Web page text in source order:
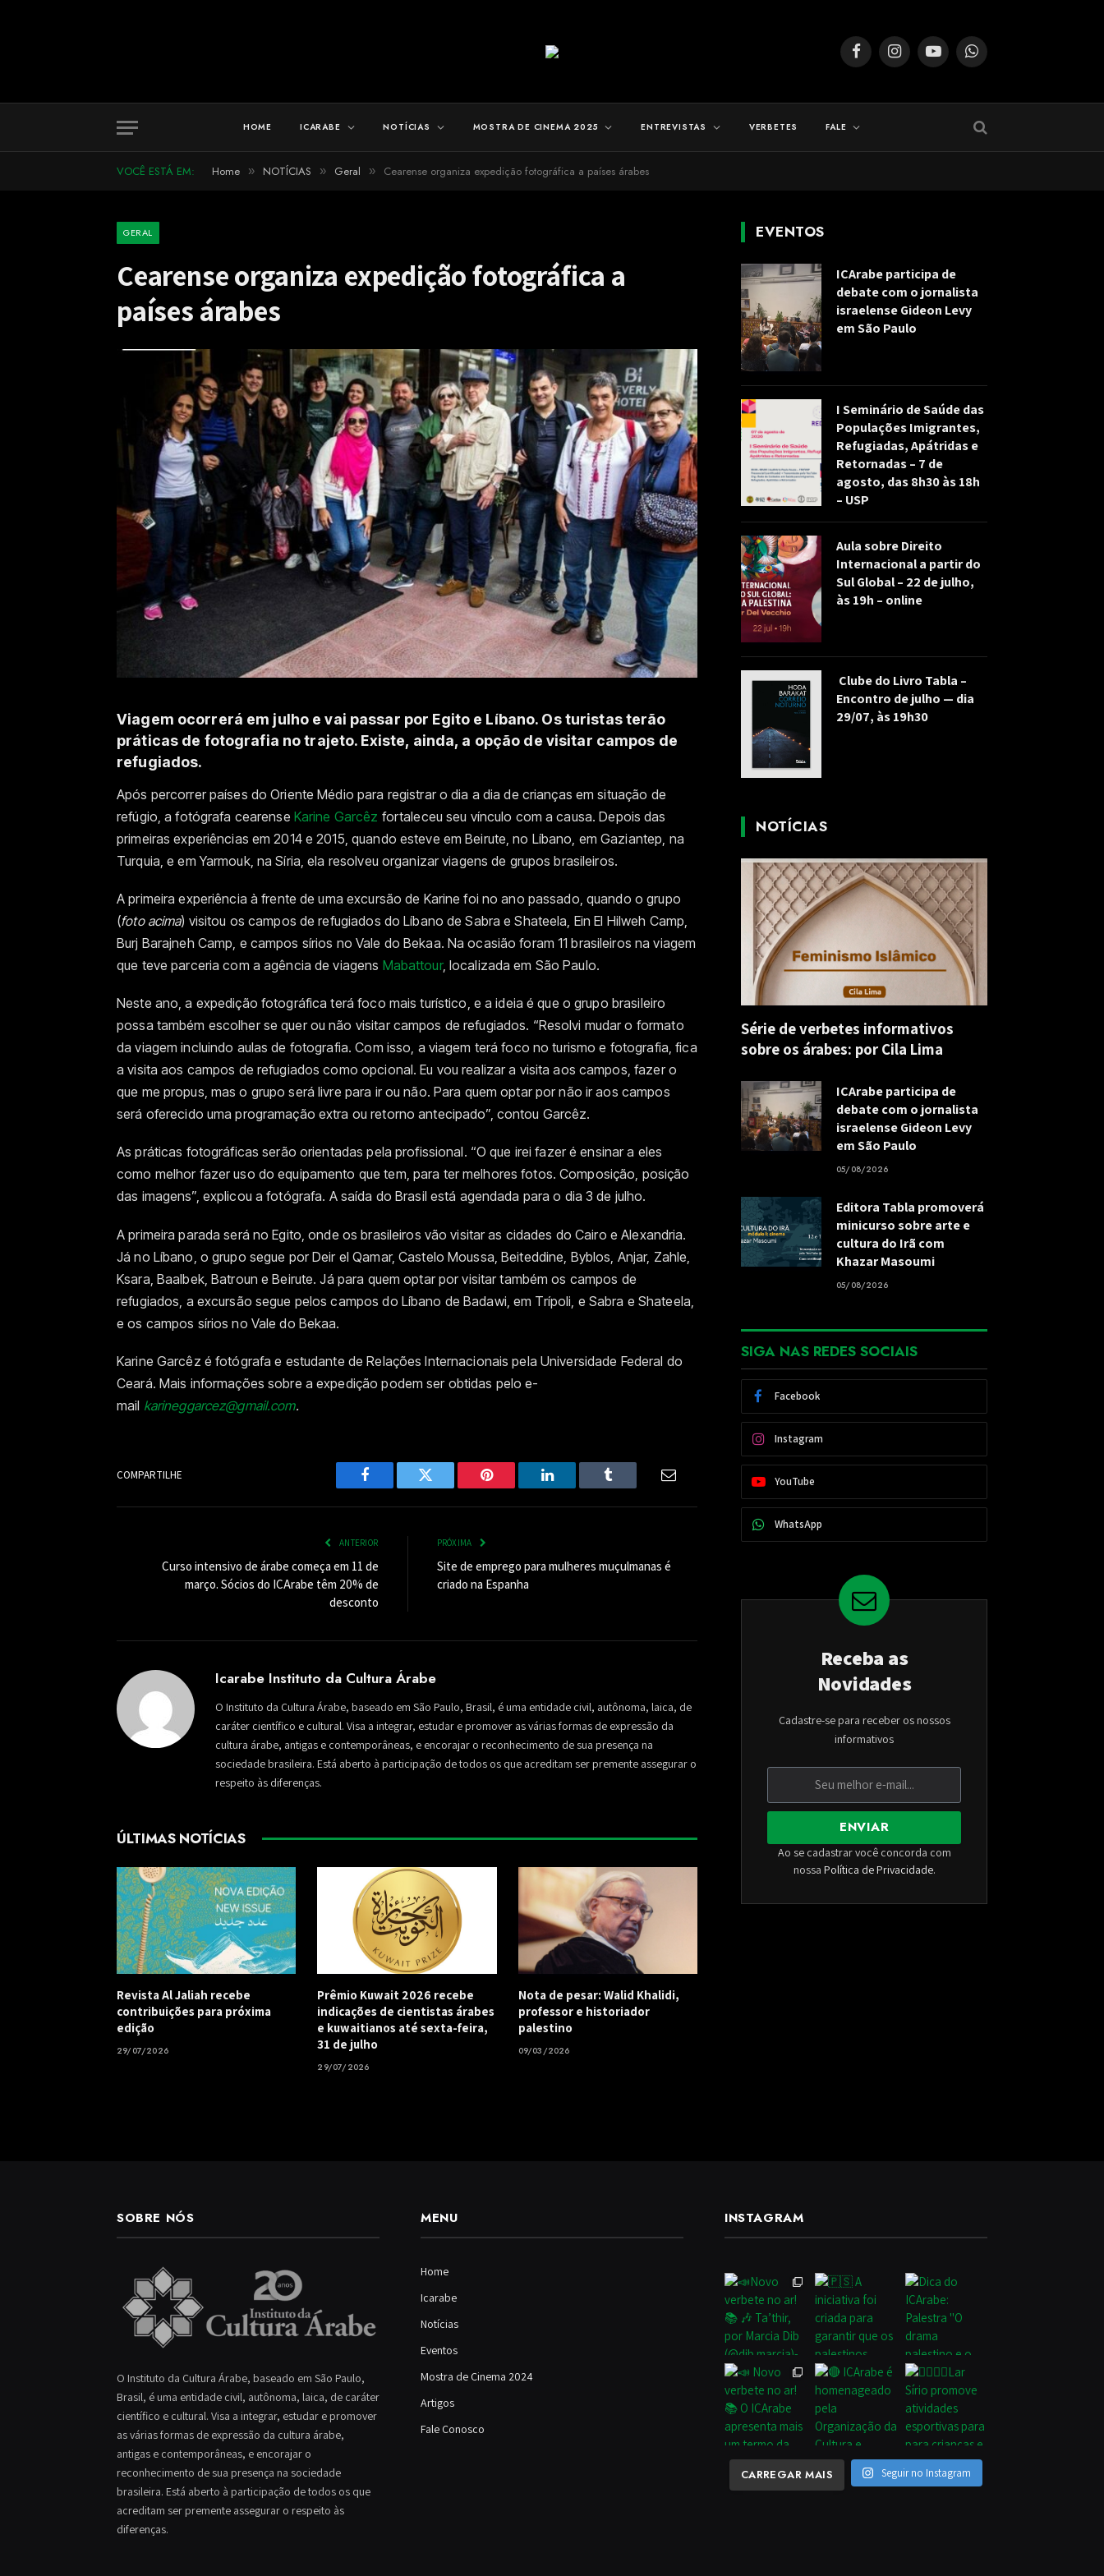
FacebookInstagramYouTubeWhatsApp
HOME ICARABE NOTÍCIAS MOSTRA DE CINEMA 2025 ENTREVISTAS VERBETES FALE
VOCÊ ESTÁ EM: Home » NOTÍCIAS » Geral » Cearense organiza expedição fotográfica a países árabes
GERAL
Cearense organiza expedição fotográfica a
países árabes
Viagem ocorrerá em julho e vai passar por Egito e Líbano. Os turistas terão
práticas de fotografia no trajeto. Existe, ainda, a opção de visitar campos de
refugiados.
Após percorrer países do Oriente Médio para registrar o dia a dia de crianças em situação de
refúgio, a fotógrafa cearense Karine Garcêz fortaleceu seu vínculo com a causa. Depois das
primeiras experiências em 2014 e 2015, quando esteve em Beirute, no Líbano, em Gaziantep, na
Turquia, e em Yarmouk, na Síria, ela resolveu organizar viagens de grupos brasileiros.
A primeira experiência à frente de uma excursão de Karine foi no ano passado, quando o grupo
(foto acima) visitou os campos de refugiados do Líbano de Sabra e Shateela, ‎Ein El Hilweh Camp,
Burj Barajneh Camp, e campos sírios no Vale do Bekaa. Na ocasião foram 11 brasileiros na viagem
que teve parceria com a agência de viagens Mabattour, localizada em São Paulo.
Neste ano, a expedição fotográfica terá foco mais turístico, e a ideia é que o grupo brasileiro
possa também escolher se quer ou não visitar campos de refugiados. “Resolvi mudar o formato
da viagem incluindo aulas de fotografia. Com isso, a viagem terá foco no turismo e fotografia, fica
a visita aos campos de refugiados como opcional. Eu vou realizar a visita aos campos, fazer o
que me propus, mas o grupo será livre para ir ou não. Para quem optar por não ir aos campos
será oferecido uma programação extra ou retorno antecipado”, contou Garcêz.
As práticas fotográficas serão orientadas pela profissional. “O que irei fazer é ensinar a eles
como melhor fazer uso do equipamento que tem, para ter melhores fotos. Composição, posição
das imagens”, explicou a fotógrafa. A saída do Brasil está agendada para o dia 3 de julho.
A primeira parada será no Egito, onde os brasileiros vão visitar as cidades do Cairo e Alexandria.
Já no Líbano, o grupo segue por Deir el Qamar, Castelo Moussa, Beiteddine, Byblos, Anjar, Zahle,
Ksara, Baalbek, Batroun e Beirute. Já para quem optar por visitar também os campos de
refugiados, a excursão segue pelos campos do Líbano de Badawi, em Trípoli, e Sabra e Shateela,
e os campos sírios no Vale do Bekaa.
Karine Garcêz é fotógrafa e estudante de Relações Internacionais pela Universidade Federal do
Ceará. Mais informações sobre a expedição podem ser obtidas pelo e-
mail karineggarcez@gmail.com.
COMPARTILHE
Facebook Twitter Pinterest LinkedIn Tumblr Email
ANTERIOR
Curso intensivo de árabe começa em 11 de
março. Sócios do ICArabe têm 20% de
desconto
PRÓXIMA
Site de emprego para mulheres muçulmanas é
criado na Espanha
Icarabe Instituto da Cultura Árabe
O Instituto da Cultura Árabe, baseado em São Paulo, Brasil, é uma entidade civil, autônoma, laica, de
caráter científico e cultural. Visa a integrar, estudar e promover as várias formas de expressão da
cultura árabe, antigas e contemporâneas, e encorajar o reconhecimento de sua presença na
sociedade brasileira. Está aberto à participação de todos os que acreditam ser premente assegurar o
respeito às diferenças.
ÚLTIMAS NOTÍCIAS
Revista Al Jaliah recebe
contribuições para próxima
edição
29/07/2026
Prêmio Kuwait 2026 recebe
indicações de cientistas árabes
e kuwaitianos até sexta-feira,
31 de julho
29/07/2026
Nota de pesar: Walid Khalidi,
professor e historiador
palestino
09/03/2026
EVENTOS
ICArabe participa de
debate com o jornalista
israelense Gideon Levy
em São Paulo
I Seminário de Saúde das
Populações Imigrantes,
Refugiadas, Apátridas e
Retornadas – 7 de
agosto, das 8h30 às 18h
– USP
Aula sobre Direito
Internacional a partir do
Sul Global – 22 de julho,
às 19h – online
Clube do Livro Tabla –
Encontro de julho — dia
29/07, às 19h30
NOTÍCIAS
Série de verbetes informativos
sobre os árabes: por Cila Lima
ICArabe participa de
debate com o jornalista
israelense Gideon Levy
em São Paulo
05/08/2026
Editora Tabla promoverá
minicurso sobre arte e
cultura do Irã com
Khazar Masoumi
05/08/2026
SIGA NAS REDES SOCIAIS
Facebook
Instagram
YouTube
WhatsApp
Receba as
Novidades
Cadastre-se para receber os nossos
informativos
ENVIAR
Ao se cadastrar você concorda com
nossa Política de Privacidade.
SOBRE NÓS
O Instituto da Cultura Árabe, baseado em São Paulo,
Brasil, é uma entidade civil, autônoma, laica, de caráter
científico e cultural. Visa a integrar, estudar e promover
as várias formas de expressão da cultura árabe,
antigas e contemporâneas, e encorajar o
reconhecimento de sua presença na sociedade
brasileira. Está aberto à participação de todos os que
acreditam ser premente assegurar o respeito às
diferenças.
MENU
Home
Icarabe
Notícias
Eventos
Mostra de Cinema 2024
Artigos
Fale Conosco
INSTAGRAM
CARREGAR MAIS Seguir no Instagram